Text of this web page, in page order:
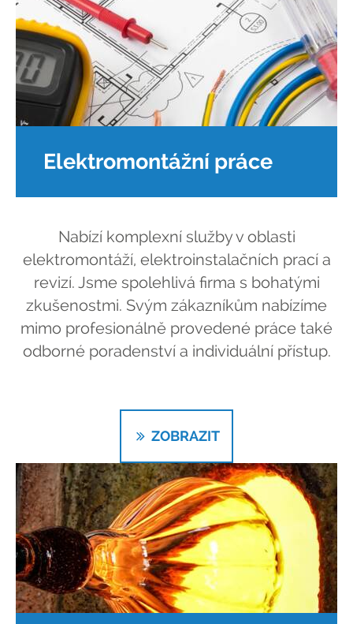
Elektromontážní práce
Nabízí komplexní služby v oblasti
elektromontáží, elektroinstalačních prací a
revizí. Jsme spolehlivá firma s bohatými
zkušenostmi. Svým zákazníkům nabízíme
mimo profesionálně provedené práce také
odborné poradenství a individuální přístup.
ZOBRAZIT